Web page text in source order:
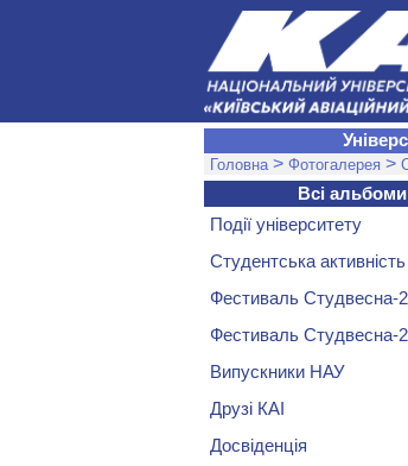
Головна > Фотогалерея >
Всі альбоми
Події університету
Студентська активність
Фестиваль Студвесна-
Фестиваль Студвесна-
Випускники НАУ
Друзі КАІ
Досвіденція